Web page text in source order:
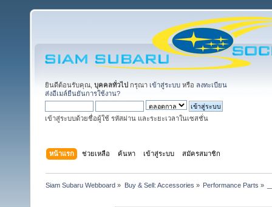
ยินดีต้อนรับคุณ, บุคคลทั่วไป กรุณา เข้าสู่ระบบ หรือ ลงทะเบียน
ส่งอีเมล์ยืนยันการใช้งาน?
เข้าสู่ระบบด้วยชื่อผู้ใช้ รหัสผ่าน และระยะเวลาในเซสชั่น
หน้าแรก ช่วยเหลือ ค้นหา เข้าสู่ระบบ สมัครสมาชิก
Siam Subaru Webboard » Buy & Sell: Accessories » Performance Parts »